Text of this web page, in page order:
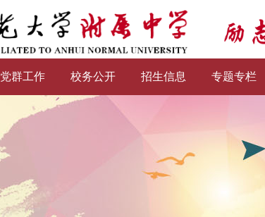
党群工作 校务公开 招生信息 专题专栏